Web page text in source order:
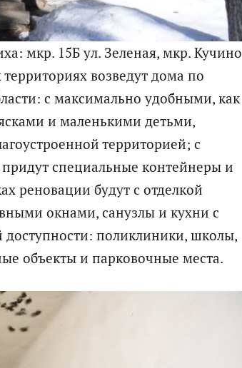
мкр. 15Б ул. Зеленая, мкр. Кучино
возведут дома по
с максимально удобными, как
и маленькими детьми,
территорией; с
специальные контейнеры и
реновации будут с отделкой
окнами, санузлы и кухни с
доступности: поликлиники, школы,
объекты и парковочные места.